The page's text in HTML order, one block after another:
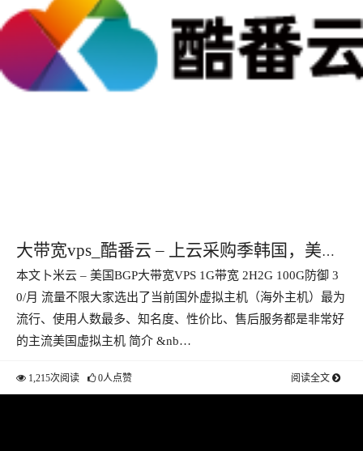
大带宽vps_酷番云 – 上云采购季韩国，美
国，台湾VPS 1核1G1M 年付138 国内20M高
防大带宽222月付
本文卜米云 – 美国BGP大带宽VPS 1G带宽 2H2G 100G防御 3
0/月 流量不限大家选出了当前国外虚拟主机（海外主机）最为
流行、使用人数最多、知名度、性价比、售后服务都是非常好
的主流美国虚拟主机 简介 &nb…
1,215次阅读 0人点赞 阅读全文